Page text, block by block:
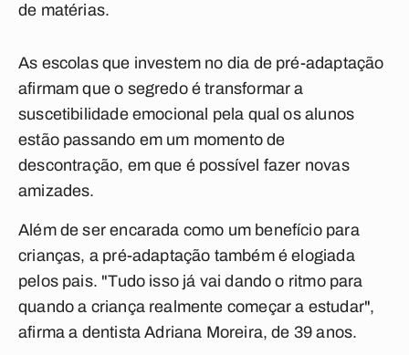
de matérias.
As escolas que investem no dia de pré-adaptação
afirmam que o segredo é transformar a
suscetibilidade emocional pela qual os alunos
estão passando em um momento de
descontração, em que é possível fazer novas
amizades.
Além de ser encarada como um benefício para
crianças, a pré-adaptação também é elogiada
pelos pais. "Tudo isso já vai dando o ritmo para
quando a criança realmente começar a estudar",
afirma a dentista Adriana Moreira, de 39 anos.